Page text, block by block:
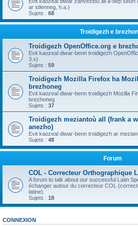
ar stlenneg, h.a.)
Sujets : 68
Troidigezh e
Troidigezh OpenOffice.org e
Evit kaozeal diwar-benn troidigezh
3.x)
Sujets : 59
Troidigezh Mozilla Firefox ha
brezhoneg
Evit kaozeal diwar-benn troidigezh Mozilla
brezhoneg
Sujets : 37
Troidigezh meziantoù all (frank a
anezho)
Evit kaozeal diwar-benn troidigezh ar
Sujets : 48
Forum
COL - Correcteur Orthographique
A forum to talk about our successful Latin
échanger autour du correcteur COL
latine).
Sujets : 18
CONNEXION